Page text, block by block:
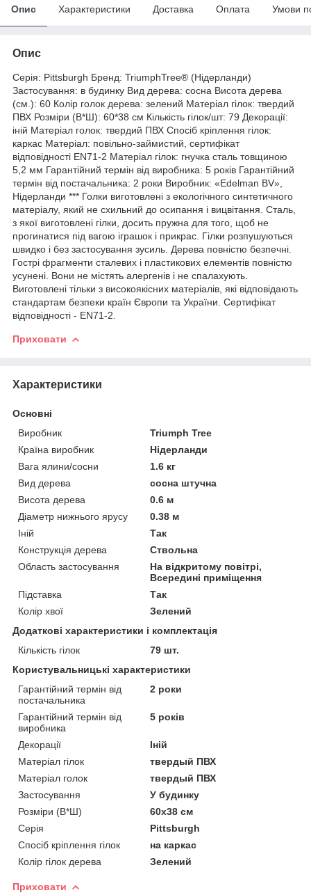
Опис Характеристики Доставка Оплата Умови
Опис
Серія: Pittsburgh Бренд: TriumphTree® (Нідерланди)
Застосування: в будинку Вид дерева: сосна Висота дерева
(см.): 60 Колір голок дерева: зелений Матеріал гілок: твердий
ПВХ Розміри (В*Ш): 60*38 см Кількість гілок/шт: 79 Декорації:
іній Матеріал голок: твердий ПВХ Спосіб кріплення гілок:
каркас Матеріал: повільно-займистий, сертифікат
відповідності EN71-2 Матеріал гілок: гнучка сталь товщиною
5,2 мм Гарантійний термін від виробника: 5 років Гарантійний
термін від постачальника: 2 роки Виробник: «Edelman BV»,
Нідерланди *** Голки виготовлені з екологічного синтетичного
матеріалу, який не схильний до осипання і вицвітання. Сталь,
з якої виготовлені гілки, досить пружна для того, щоб не
прогинатися під вагою іграшок і прикрас. Гілки розпушуються
швидко і без застосування зусиль. Дерева повністю безпечні.
Гострі фрагменти сталевих і пластикових елементів повністю
усунені. Вони не містять алергенів і не спалахують.
Виготовлені тільки з високоякісних матеріалів, які відповідають
стандартам безпеки країн Європи та України. Сертифікат
відповідності - EN71-2.
Приховати
Характеристики
Основні
Виробник
Triumph Tree
Країна виробник
Нідерланди
Вага ялини/сосни
1.6 кг
Вид дерева
сосна штучна
Висота дерева
0.6 м
Діаметр нижнього ярусу
0.38 м
Іній
Так
Конструкція дерева
Ствольна
Область застосування
На відкритому повітрі,
Всередині приміщення
Підставка
Так
Колір хвої
Зелений
Додаткові характеристики і комплектація
Кількість гілок
79 шт.
Користувальницькі характеристики
Гарантійний термін від
постачальника
2 роки
Гарантійний термін від
виробника
5 років
Декорації
Іній
Матеріал гілок
твердый ПВХ
Матеріал голок
твердый ПВХ
Застосування
У будинку
Розміри (В*Ш)
60х38 см
Серія
Pittsburgh
Спосіб кріплення гілок
на каркас
Колір гілок дерева
Зелений
Приховати